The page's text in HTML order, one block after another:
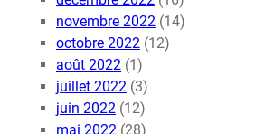
novembre 2022 (14)
octobre 2022 (12)
août 2022 (1)
juillet 2022 (3)
juin 2022 (12)
mai 2022 (28)